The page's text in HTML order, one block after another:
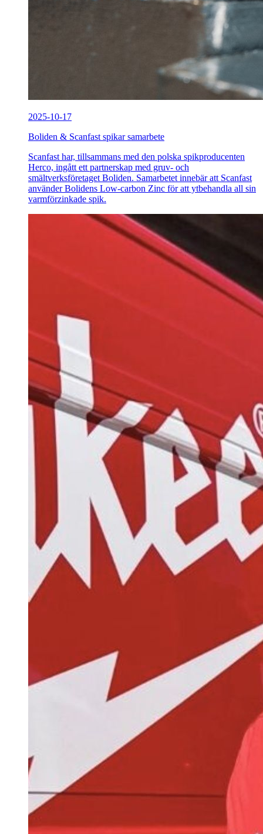
2025-10-17
Boliden & Scanfast spikar samarbete
Scanfast har, tillsammans med den polska spikproducenten
Herco, ingått ett partnerskap med gruv- och
smältverksföretaget Boliden. Samarbetet innebär att Scanfast
använder Bolidens Low-carbon Zinc för att ytbehandla all sin
varmförzinkade spik.